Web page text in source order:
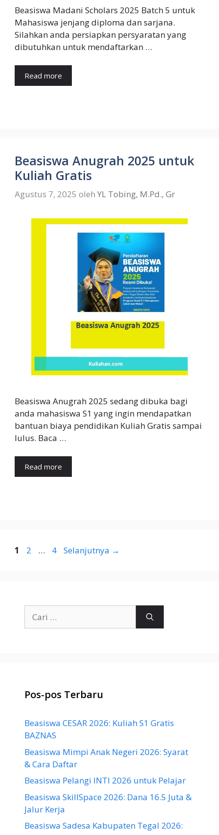
Beasiswa Madani Scholars 2025 Batch 5 untuk
Mahasiswa jenjang diploma dan sarjana.
Silahkan anda persiapkan persyaratan yang
dibutuhkan untuk mendaftarkan …
Read more
Beasiswa Anugrah 2025 untuk
Kuliah Gratis
Agustus 7, 2025 oleh YL Tobing, M.Pd., Gr
Beasiswa Anugrah 2025 sedang dibuka bagi
anda mahasiswa S1 yang ingin mendapatkan
bantuan biaya pendidikan Kuliah Gratis sampai
lulus. Baca …
Read more
Halaman
1 Halaman
2 … Halaman
4 Selanjutnya →
untuk:
Pos-pos Terbaru
Beasiswa CESAR 2026: Kuliah S1 Gratis
BAZNAS
Beasiswa Mimpi Anak Negeri 2026: Syarat
& Cara Daftar
Beasiswa Pelangi INTI 2026 untuk Pelajar
Beasiswa SkillSpace 2026: Dana 16.5 Juta &
Jalur Kerja
Beasiswa Sadesa Kabupaten Tegal 2026: